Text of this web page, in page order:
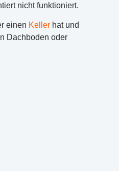
nicht funktioniert.
einen Kellerhat und
Dachboden oder